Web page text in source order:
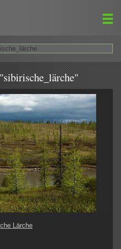
Lärche